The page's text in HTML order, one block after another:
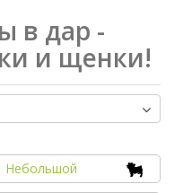
в дар -
и щенки!
Небольшой